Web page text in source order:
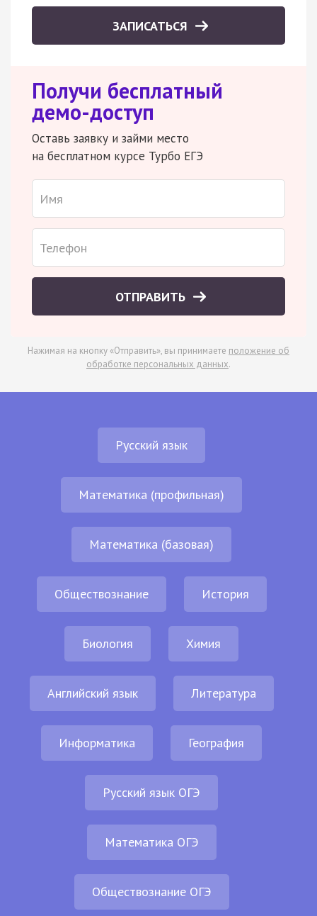
ЗАПИСАТЬСЯ
Получи бесплатный
демо-доступ
Оставь заявку и займи место
на бесплатном курсе Турбо ЕГЭ
ОТПРАВИТЬ
Нажимая на кнопку «Отправить», вы принимаете положение об
обработке персональных данных.
Русский язык
Математика (профильная)
Математика (базовая)
Обществознание История
Биология Химия
Английский язык Литература
Информатика География
Русский язык ОГЭ
Математика ОГЭ
Обществознание ОГЭ